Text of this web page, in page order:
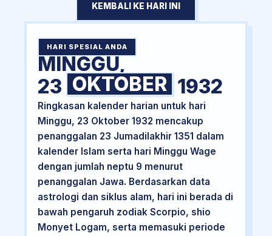
KEMBALI KE HARI INI
HARI SPESIAL ANDA
MINGGU,
23 OKTOBER 1932
Ringkasan kalender harian untuk hari
Minggu, 23 Oktober 1932 mencakup
penanggalan 23 Jumadilakhir 1351 dalam
kalender Islam serta hari Minggu Wage
dengan jumlah neptu 9 menurut
penanggalan Jawa. Berdasarkan data
astrologi dan siklus alam, hari ini berada di
bawah pengaruh zodiak Scorpio, shio
Monyet Logam, serta memasuki periode